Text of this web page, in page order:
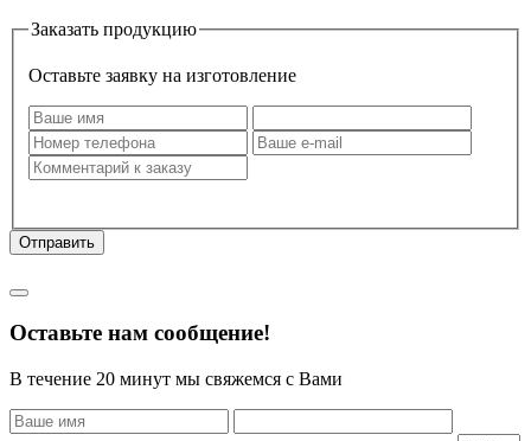
Заказать продукцию
Оставьте заявку на изготовление
Отправить
Оставьте нам сообщение!
В течение 20 минут мы свяжемся с Вами